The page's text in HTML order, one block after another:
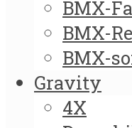
BMX-
BMX-
BMX-
Gravity
4X